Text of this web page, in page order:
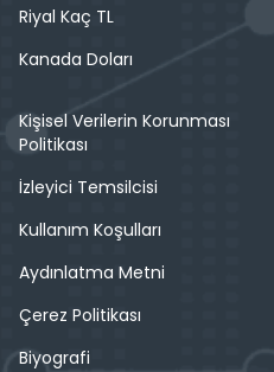
Riyal Kaç TL
Kanada Doları
Kişisel Verilerin Korunması
Politikası
İzleyici Temsilcisi
Kullanım Koşulları
Aydınlatma Metni
Çerez Politikası
Biyografi